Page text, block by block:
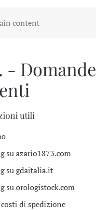
content
- Domande
utili
su azario1873.com
su gdaitalia.it
su orologistock.com
di spedizione